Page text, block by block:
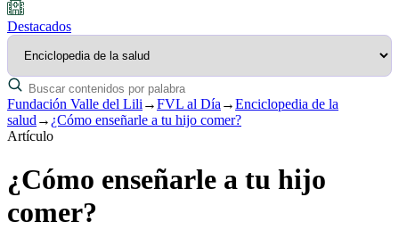
Destacados
Fundación Valle del Lili →FVL al Día →Enciclopedia de la
salud → ¿Cómo enseñarle a tu hijo comer?
Artículo
¿Cómo enseñarle a tu hijo
comer?